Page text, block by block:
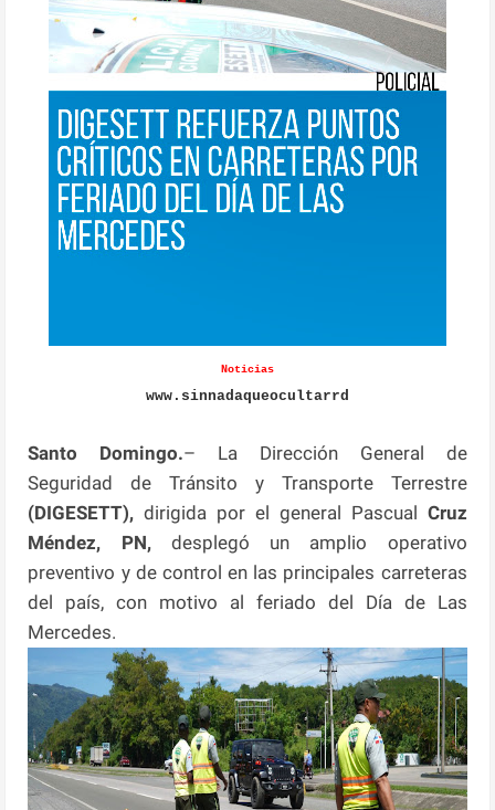
Noticias
www.sinnadaqueocultarrd
Santo Domingo.– La Dirección General de
Seguridad de Tránsito y Transporte Terrestre
(DIGESETT), dirigida por el general Pascual Cruz
Méndez, PN,desplegó un amplio operativo
preventivo y de control en las principales carreteras
del país, con motivo al feriado del Día de Las
Mercedes.